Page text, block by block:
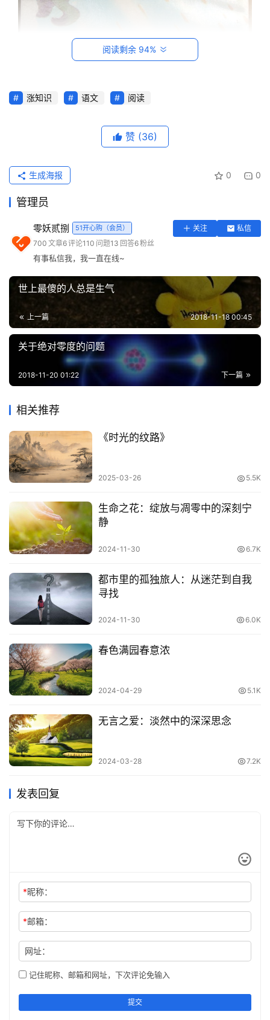
首
一
用
工
答
专
区
常
网
登录
阅读剩余 94%
涨知识 语文 阅读
赞 (36)
0 0
生成海报
管理员
零妖贰捌 51开心购（会员） 关注
私信
700 文章6评论110 问题13 回答6粉丝
有事私信我，我一直在线~
世上最傻的人总是生气
上一篇 2018-11-18 00:45
关于绝对零度的问题
下一篇
2018-11-20 01:22
相关推荐
《时光的纹路》
2025-03-26 5.5K
生命之花：绽放与凋零中的深刻宁
静
2024-11-30 6.7K
都市里的孤独旅人：从迷茫到自我
寻找
2024-11-30 6.0K
春色满园春意浓
2024-04-29 5.1K
无言之爱：淡然中的深深思念
2024-03-28 7.2K
发表回复
*昵称：
*邮箱：
网址：
记住昵称、邮箱和网址，下次评论免输入
提交